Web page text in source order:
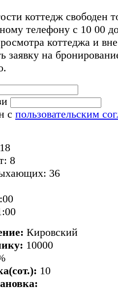
коттедж свободен
телефону с 10 00
коттеджа и
заявку на
с пользовательским
8
36
Кировский
10000
10